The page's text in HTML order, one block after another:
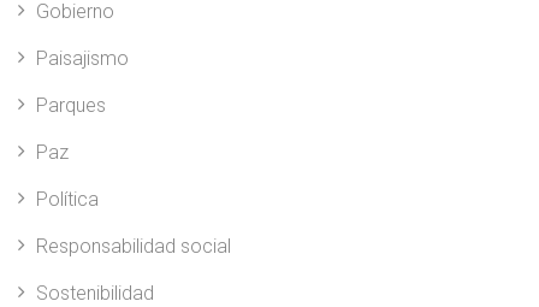
Gobierno
Paisajismo
Parques
Paz
Política
Responsabilidad social
Sostenibilidad